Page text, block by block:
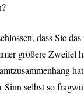
dass Sie
größere Zweifel
selbst so